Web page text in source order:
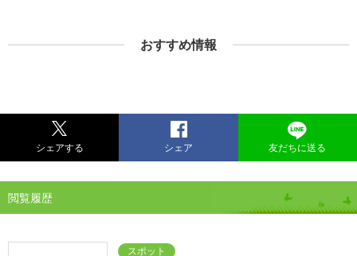
おすすめ情報
シェアする シェア 友だちに送る
閲覧履歴